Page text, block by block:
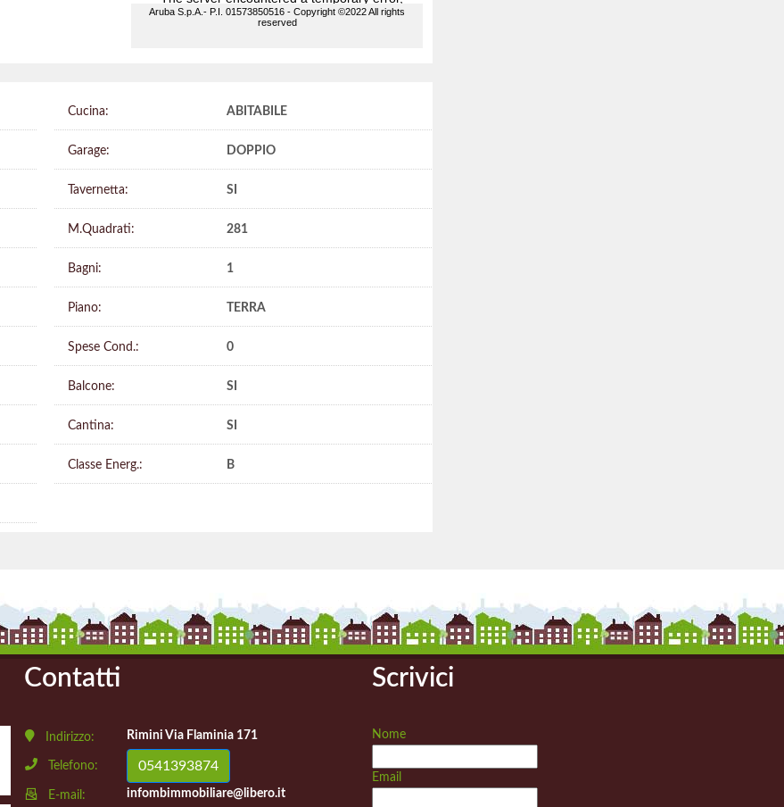
Cucina: ABITABILE
Garage: DOPPIO
Tavernetta: SI
M.Quadrati: 281
Bagni: 1
Piano: TERRA
Spese Cond.: 0
Balcone: SI
Cantina: SI
Classe Energ.: B
Contatti
Indirizzo: Rimini Via Flaminia 171
Telefono: 0541393874
E-mail: infombimmobiliare@libero.it
Scrivici
Nome
Email